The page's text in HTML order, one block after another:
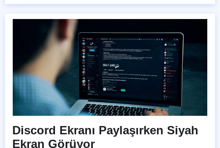
Discord Ekranı Paylaşırken Siyah
Ekran Görüyor